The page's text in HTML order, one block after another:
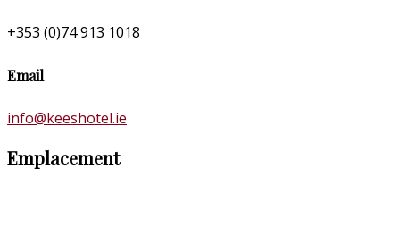
+353 (0)74 913 1018
Email
info@keeshotel.ie
Emplacement